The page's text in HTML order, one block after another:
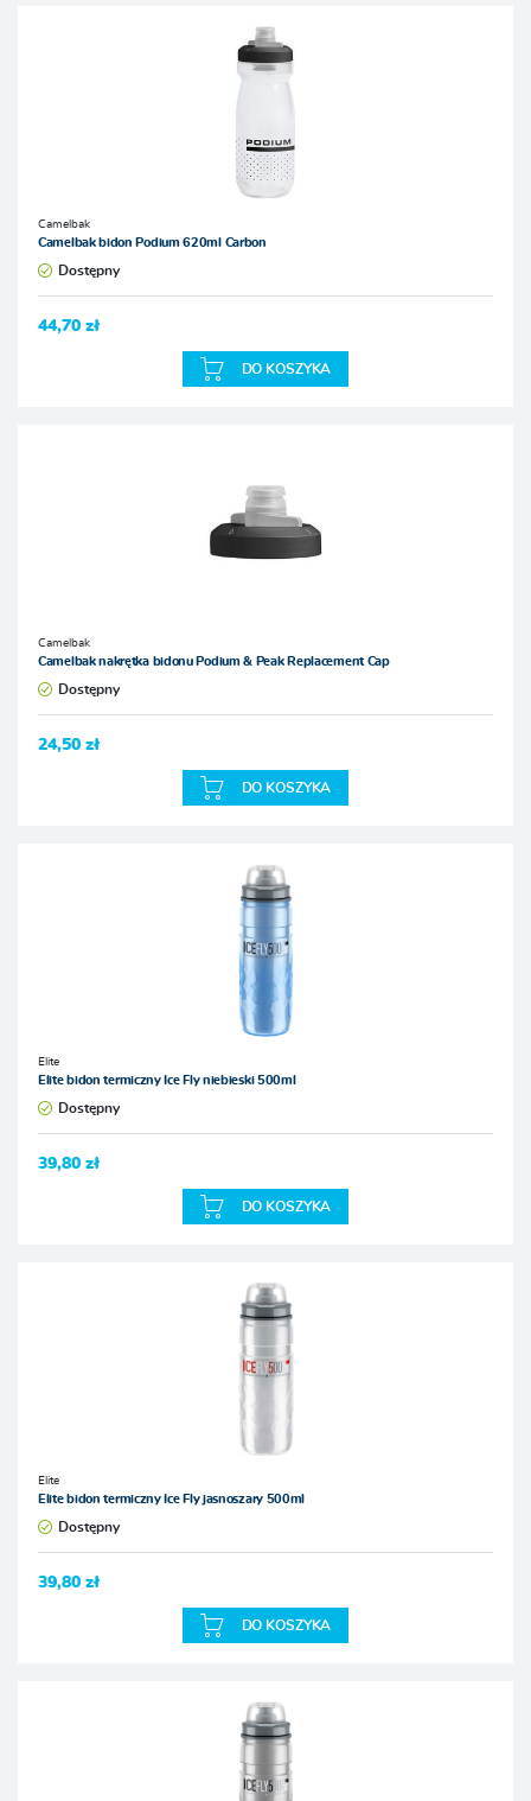
Camelbak
Camelbak bidon Podium 620ml Carbon
Dostępny
44,70 zł
DO KOSZYKA
Camelbak
Camelbak nakrętka bidonu Podium & Peak Replacement Cap
Dostępny
24,50 zł
DO KOSZYKA
Elite
Elite bidon termiczny Ice Fly niebieski 500ml
Dostępny
39,80 zł
DO KOSZYKA
Elite
Elite bidon termiczny Ice Fly jasnoszary 500ml
Dostępny
39,80 zł
DO KOSZYKA